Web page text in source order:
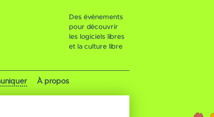
Des événements
pour découvrir
les logiciels libres
et la culture libre
À propos